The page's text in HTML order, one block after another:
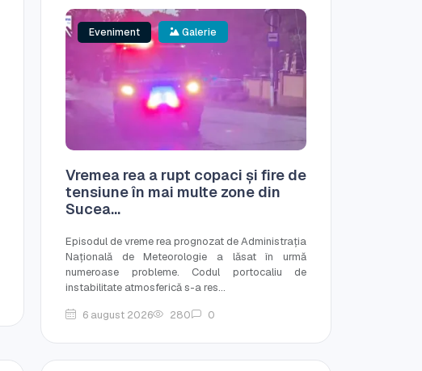
Eveniment Galerie
Vremea rea a rupt copaci și fire de
tensiune în mai multe zone din
Sucea...
Episodul de vreme rea prognozat de Administrația
Națională de Meteorologie a lăsat în urmă
numeroase probleme. Codul portocaliu de
instabilitate atmosferică s-a res...
6 august 2026
280 0